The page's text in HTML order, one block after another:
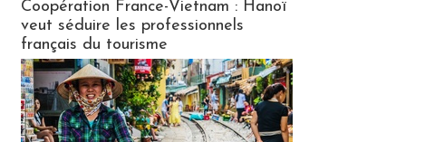
Coopération France-Vietnam : Hanoï
veut séduire les professionnels
français du tourisme